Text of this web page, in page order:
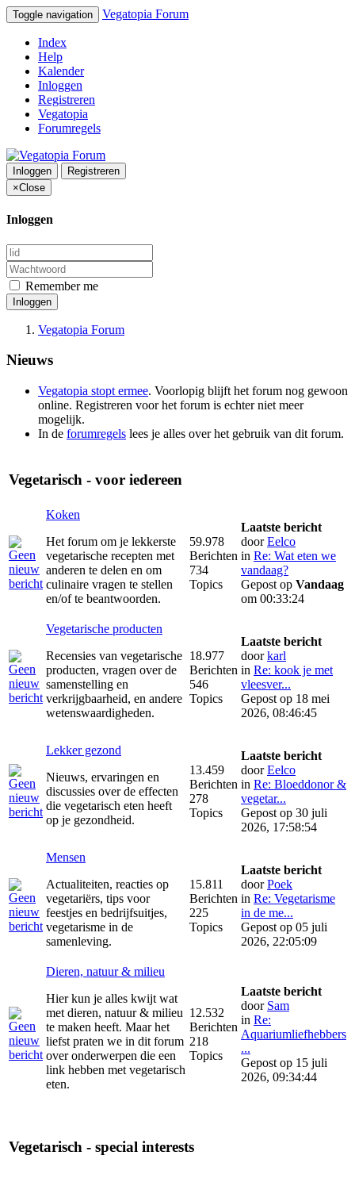
Toggle navigation Vegatopia Forum
Index
Help
Kalender
Inloggen
Registreren
Vegatopia
Forumregels
Inloggen
Registreren
×Close
Inloggen
Remember me
Inloggen
Vegatopia Forum
Nieuws
Vegatopia stopt ermee. Voorlopig blijft het forum nog gewoon
online. Registreren voor het forum is echter niet meer
mogelijk.
In de forumregels lees je alles over het gebruik van dit forum.
Vegetarisch - voor iedereen
Koken
Het forum om je lekkerste
vegetarische recepten met
anderen te delen en om
culinaire vragen te stellen
en/of te beantwoorden.
59.978
Berichten
734
Topics
Laatste bericht
doorEelco
in Re: Wat eten we
vandaag?
Gepost op Vandaag
om 00:33:24
Vegetarische producten
Recensies van vegetarische
producten, vragen over de
samenstelling en
verkrijgbaarheid, en andere
wetenswaardigheden.
18.977
Berichten
546
Topics
Laatste bericht
doorkarl
in Re: kook je met
vleesver...
Gepost op 18 mei
2026, 08:46:45
Lekker gezond
Nieuws, ervaringen en
discussies over de effecten
die vegetarisch eten heeft
op je gezondheid.
13.459
Berichten
278
Topics
Laatste bericht
doorEelco
in Re: Bloeddonor &
vegetar...
Gepost op 30 juli
2026, 17:58:54
Mensen
Actualiteiten, reacties op
vegetariërs, tips voor
feestjes en bedrijfsuitjes,
vegetarisme in de
samenleving.
15.811
Berichten
225
Topics
Laatste bericht
doorPoek
in Re: Vegetarisme
in de me...
Gepost op 05 juli
2026, 22:05:09
Dieren, natuur & milieu
Hier kun je alles kwijt wat
met dieren, natuur & milieu
te maken heeft. Maar het
liefst praten we in dit forum
over onderwerpen die een
link hebben met vegetarisch
eten.
12.532
Berichten
218
Topics
Laatste bericht
door Sam
in Re:
Aquariumliefhebbers
...
Gepost op 15 juli
2026, 09:34:44
Vegetarisch - special interests